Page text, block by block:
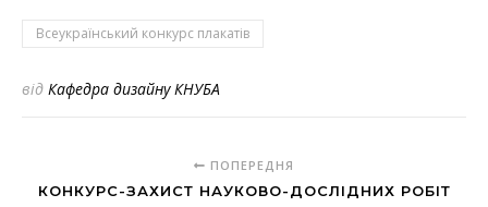
Всеукраїнський конкурс плакатів
від Кафедра дизайну КНУБА
ПОПЕРЕДНЯ
КОНКУРС-ЗАХИСТ НАУКОВО-ДОСЛІДНИХ РОБІТ